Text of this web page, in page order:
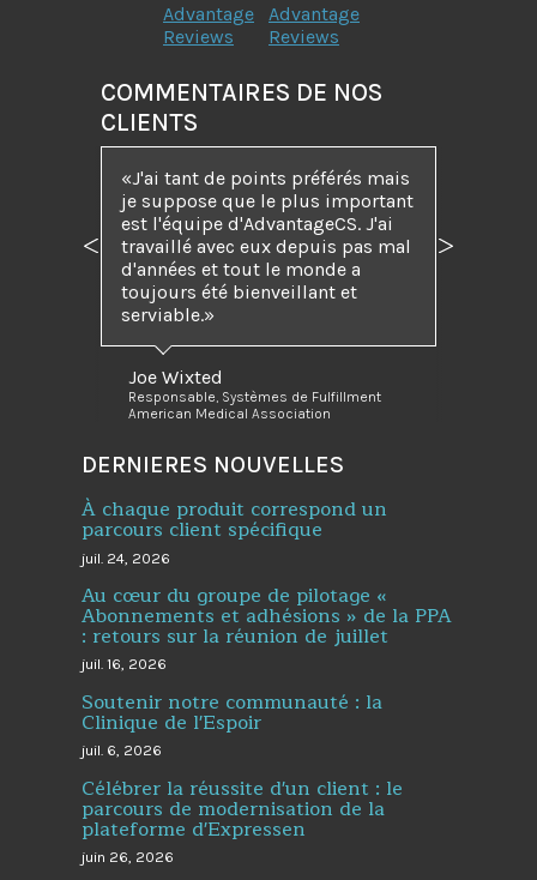
Advantage
Reviews
Advantage
Reviews
COMMENTAIRES DE NOS
CLIENTS
J'ai tant de points préférés mais
je suppose que le plus important
est l'équipe d'AdvantageCS. J'ai
travaillé avec eux depuis pas mal
d'années et tout le monde a
toujours été bienveillant et
serviable.
Joe Wixted
Responsable, Systèmes de Fulfillment
American Medical Association
Précédent Suivant
DERNIERES NOUVELLES
À chaque produit correspond un
parcours client spécifique
juil. 24, 2026
Au cœur du groupe de pilotage «
Abonnements et adhésions » de la PPA
: retours sur la réunion de juillet
juil. 16, 2026
Soutenir notre communauté : la
Clinique de l'Espoir
juil. 6, 2026
Célébrer la réussite d'un client : le
parcours de modernisation de la
plateforme d'Expressen
juin 26, 2026